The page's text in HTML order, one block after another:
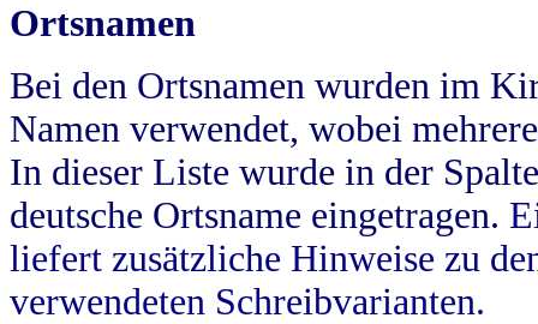
Ortsnamen
Bei den Ortsnamen wurden im
Namen verwendet, wobei
In dieser Liste wurde in der
deutsche Ortsname eingetragen.
liefert zusätzliche Hinweise zu
verwendeten Schreibvarianten.